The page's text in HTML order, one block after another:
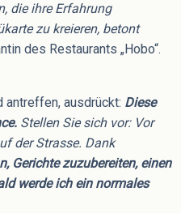
die ihre Erfahrung
zu kreieren, betont
des Restaurants „Hobo“.
antreffen, ausdrückt: Diese
Stellen Sie sich vor: Vor
der Strasse. Dank
Gerichte zuzubereiten, einen
werde ich ein normales